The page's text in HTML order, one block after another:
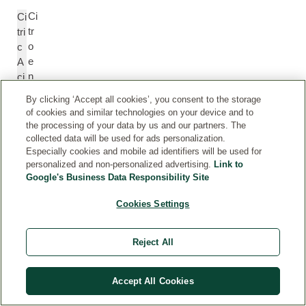
Ci
tri
c
A
ci
Ci
tr
o
e
n
u
ur
o
A G
By clicking ‘Accept all cookies’, you consent to the storage
of cookies and similar technologies on your device and to
the processing of your data by us and our partners. The
collected data will be used for ads personalization.
Especially cookies and mobile ad identifiers will be used for
personalized and non-personalized advertising. Link to
Google's Business Data Responsibility Site
Cookies Settings
Reject All
Accept All Cookies